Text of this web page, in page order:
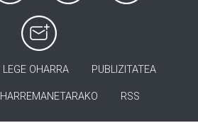
LEGE OHARRA PUBLIZITATEA
HARREMANETARAKO RSS